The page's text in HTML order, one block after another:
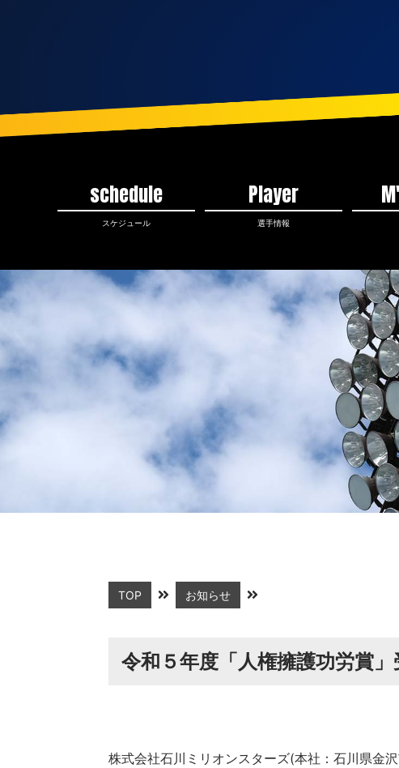
schedule
スケジュール
Player
選手情報
TOP お知らせ
令和５年度「人権擁護功労賞
株式会社石川ミリオンスターズ(本社：石川県金